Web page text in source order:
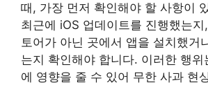
때, 가장 먼저 확인해야 할 사항이
최근에 iOS 업데이트를 진행했는
토어가 아닌 곳에서 앱을 설치했거
는지 확인해야 합니다. 이러한 행위
에 영향을 줄 수 있어 무한 사과 현